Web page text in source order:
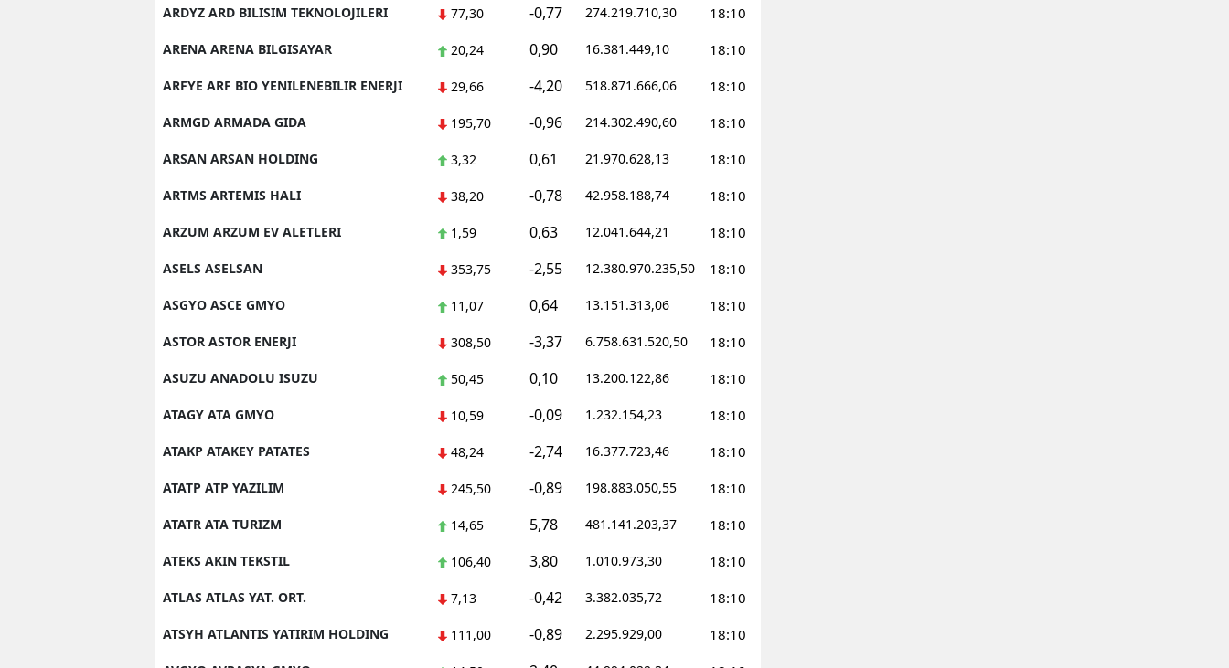
ARDYZ ARD BILISIM TEKNOLOJILERI 77,30 -0,77 274.219.710,30 18:10
ARENA ARENA BILGISAYAR 20,24 0,90 16.381.449,10 18:10
ARFYE ARF BIO YENILENEBILIR ENERJI 29,66 -4,20 518.871.666,06 18:10
ARMGD ARMADA GIDA 195,70 -0,96 214.302.490,60 18:10
ARSAN ARSAN HOLDING 3,32 0,61 21.970.628,13 18:10
ARTMS ARTEMIS HALI 38,20 -0,78 42.958.188,74 18:10
ARZUM ARZUM EV ALETLERI 1,59 0,63 12.041.644,21 18:10
ASELS ASELSAN 353,75 -2,55 12.380.970.235,50 18:10
ASGYO ASCE GMYO 11,07 0,64 13.151.313,06 18:10
ASTOR ASTOR ENERJI 308,50 -3,37 6.758.631.520,50 18:10
ASUZU ANADOLU ISUZU 50,45 0,10 13.200.122,86 18:10
ATAGY ATA GMYO 10,59 -0,09 1.232.154,23 18:10
ATAKP ATAKEY PATATES 48,24 -2,74 16.377.723,46 18:10
ATATP ATP YAZILIM 245,50 -0,89 198.883.050,55 18:10
ATATR ATA TURIZM 14,65 5,78 481.141.203,37 18:10
ATEKS AKIN TEKSTIL 106,40 3,80 1.010.973,30 18:10
ATLAS ATLAS YAT. ORT. 7,13 -0,42 3.382.035,72 18:10
ATSYH ATLANTIS YATIRIM HOLDING 111,00 -0,89 2.295.929,00 18:10